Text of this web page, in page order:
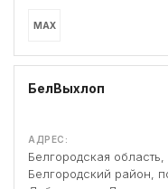
MAX
БелВыхлоп
АДРЕС:
Белгородская область,
Белгородский район,